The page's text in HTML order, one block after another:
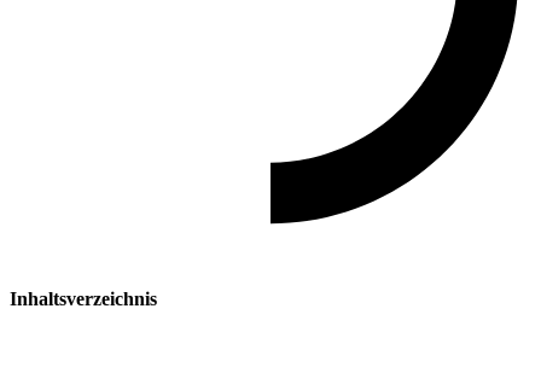
Inhaltsverzeichnis